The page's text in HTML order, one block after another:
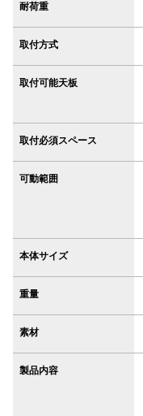
耐荷重
取付方式
取付可能天板
取付必須スペース
可動範囲
本体サイズ
重量
素材
製品内容